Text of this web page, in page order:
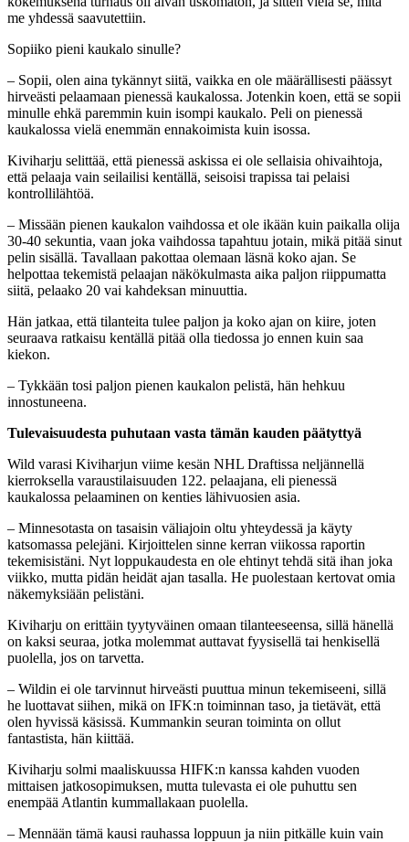
me yhdessä saavutettiin.
Sopiiko pieni kaukalo sinulle?
– Sopii, olen aina tykännyt siitä, vaikka en ole määrällisesti päässyt
hirveästi pelaamaan pienessä kaukalossa. Jotenkin koen, että se sopii
minulle ehkä paremmin kuin isompi kaukalo. Peli on pienessä
kaukalossa vielä enemmän ennakoimista kuin isossa.
Kiviharju selittää, että pienessä askissa ei ole sellaisia ohivaihtoja,
että pelaaja vain seilailisi kentällä, seisoisi trapissa tai pelaisi
kontrollilähtöä.
– Missään pienen kaukalon vaihdossa et ole ikään kuin paikalla olija
30-40 sekuntia, vaan joka vaihdossa tapahtuu jotain, mikä pitää sinut
pelin sisällä. Tavallaan pakottaa olemaan läsnä koko ajan. Se
helpottaa tekemistä pelaajan näkökulmasta aika paljon riippumatta
siitä, pelaako 20 vai kahdeksan minuuttia.
Hän jatkaa, että tilanteita tulee paljon ja koko ajan on kiire, joten
seuraava ratkaisu kentällä pitää olla tiedossa jo ennen kuin saa
kiekon.
– Tykkään tosi paljon pienen kaukalon pelistä, hän hehkuu
innostuneena.
Tulevaisuudesta puhutaan vasta tämän kauden päätyttyä
Wild varasi Kiviharjun viime kesän NHL Draftissa neljännellä
kierroksella varaustilaisuuden 122. pelaajana, eli pienessä
kaukalossa pelaaminen on kenties lähivuosien asia.
– Minnesotasta on tasaisin väliajoin oltu yhteydessä ja käyty
katsomassa pelejäni. Kirjoittelen sinne kerran viikossa raportin
tekemisistäni. Nyt loppukaudesta en ole ehtinyt tehdä sitä ihan joka
viikko, mutta pidän heidät ajan tasalla. He puolestaan kertovat omia
näkemyksiään pelistäni.
Kiviharju on erittäin tyytyväinen omaan tilanteeseensa, sillä hänellä
on kaksi seuraa, jotka molemmat auttavat fyysisellä tai henkisellä
puolella, jos on tarvetta.
– Wildin ei ole tarvinnut hirveästi puuttua minun tekemiseeni, sillä
he luottavat siihen, mikä on IFK:n toiminnan taso, ja tietävät, että
olen hyvissä käsissä. Kummankin seuran toiminta on ollut
fantastista, hän kiittää.
Kiviharju solmi maaliskuussa HIFK:n kanssa kahden vuoden
mittaisen jatkosopimuksen, mutta tulevasta ei ole puhuttu sen
enempää Atlantin kummallakaan puolella.
– Mennään tämä kausi rauhassa loppuun ja niin pitkälle kuin vain